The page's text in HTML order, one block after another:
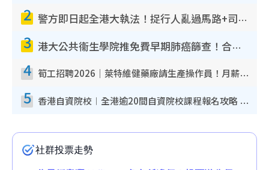
2 警方即日起全港大執法！捉行人亂過馬路+司機不專注駕駛！亂過馬路罰$2000
3 港大公共衞生學院推免費早期肺癌篩查！合資格人士將獲全額資助定期血液化驗／電腦斷層掃描／風險評估
4 筍工招聘2026｜萊特維健藥廠請生產操作員！月薪高達$1.7萬 冷氣廠房/五天工作/保證雙糧
5 香港自資院校︱全港逾20間自資院校課程報名攻略 留位費可退/申請日期/報名連結